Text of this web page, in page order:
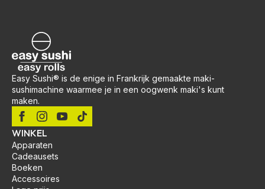
Easy Sushi® is de enige in Frankrijk gemaakte maki-
sushimachine waarmee je in een oogwenk maki's kunt
maken.
WINKEL
Apparaten
Cadeausets
Boeken
Accessoires